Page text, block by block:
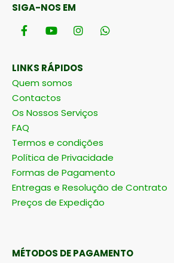
SIGA-NOS EM
LINKS RÁPIDOS
Quem somos
Contactos
Os Nossos Serviços
FAQ
Termos e condições
Política de Privacidade
Formas de Pagamento
Entregas e Resolução de Contrato
Preços de Expedição
MÉTODOS DE PAGAMENTO